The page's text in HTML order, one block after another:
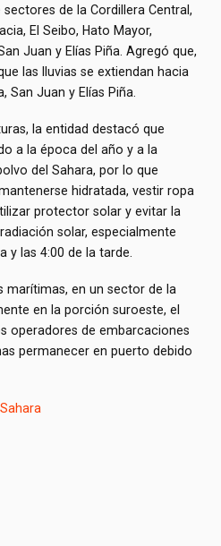
de la Cordillera Central,
El Seibo, Hato Mayor,
Juan y Elías Piña. Agregó que,
las lluvias se extiendan hacia
Juan y Elías Piña.
la entidad destacó que
a la época del año y a la
del Sahara, por lo que
hidratada, vestir ropa
protector solar y evitar la
solar, especialmente
y las 4:00 de la tarde.
marítimas, en un sector de la
en la porción suroeste, el
operadores de embarcaciones
permanecer en puerto debido